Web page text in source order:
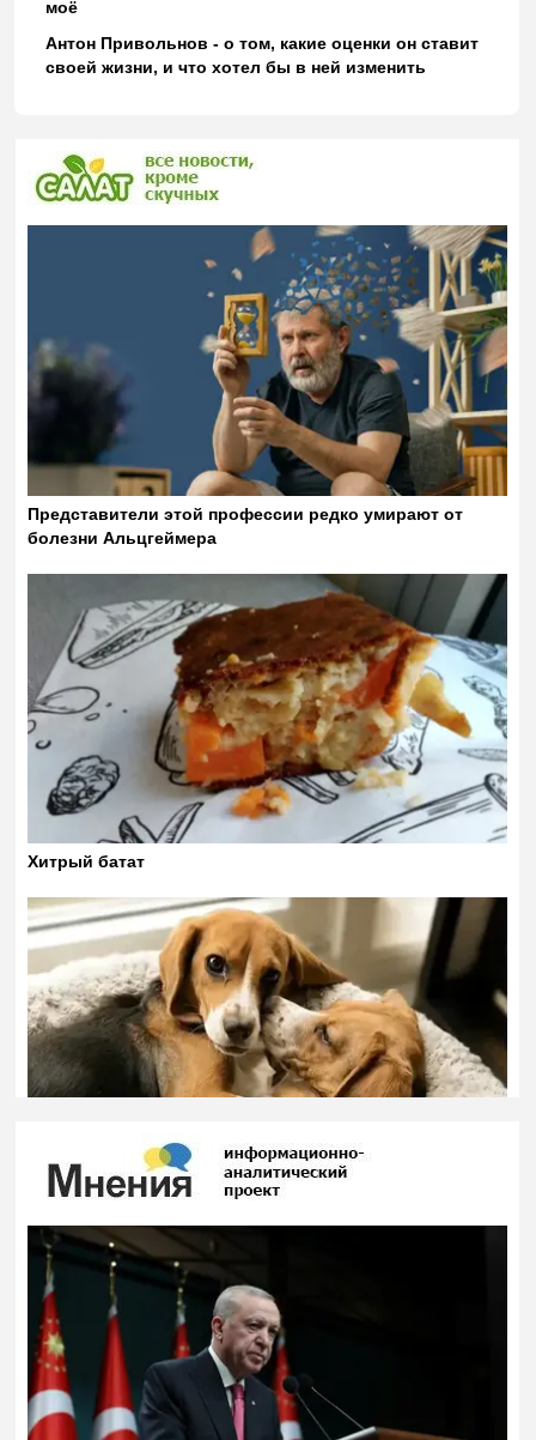
моё
Антон Привольнов - о том, какие оценки он ставит
своей жизни, и что хотел бы в ней изменить